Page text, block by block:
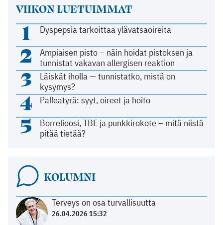
VIIKON LUETUIMMAT
1 Dyspepsia tarkoittaa ylävatsaoireita
2
Ampiaisen pisto – näin hoidat pistoksen ja
tunnistat vakavan allergisen reaktion
3
Läiskät iholla — tunnistatko, mistä on
kysymys?
4 Palleatyrä: syyt, oireet ja hoito
5
Borrelioosi, TBE ja punkkirokote – mitä niistä
pitää tietää?
KOLUMNI
Terveys on osa turvallisuutta
26.04.2026 15:32